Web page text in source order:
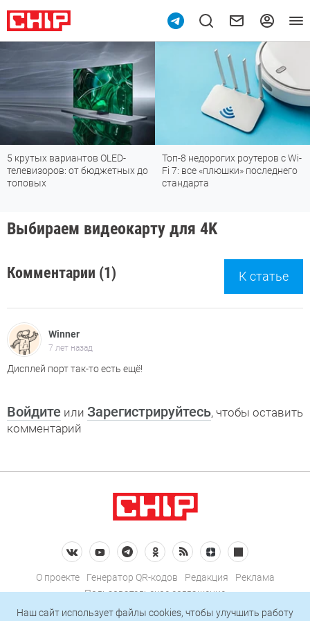
5 крутых вариантов OLED-
телевизоров: от бюджетных до
топовых
Топ-8 недорогих роутеров с Wi-
Fi 7: все «плюшки» последнего
стандарта
Выбираем видеокарту для 4K
Комментарии (1) К статье
Winner
7 лет назад
Дисплей порт так-то есть ещё!
Войдите или Зарегистрируйтесь, чтобы оставить
комментарий
О проекте Генератор QR-кодов Редакция
Реклама
Пользовательское соглашение
Политика конфиденциальности
Наш сайт использует файлы cookies, чтобы улучшить работу